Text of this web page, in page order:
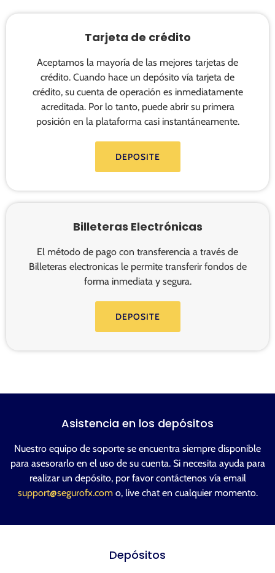
Tarjeta de crédito
Aceptamos la mayoría de las mejores tarjetas de
crédito. Cuando hace un depósito vía tarjeta de
crédito, su cuenta de operación es inmediatamente
acreditada. Por lo tanto, puede abrir su primera
posición en la plataforma casi instantáneamente.
DEPOSITE
Billeteras Electrónicas
El método de pago con transferencia a través de
Billeteras electronicas le permite transferir fondos de
forma inmediata y segura.
DEPOSITE
Asistencia en los depósitos
Nuestro equipo de soporte se encuentra siempre disponible
para asesorarlo en el uso de su cuenta. Si necesita ayuda para
realizar un depósito, por favor contáctenos vía email
support@segurofx.como, live chat en cualquier momento.
Depósitos